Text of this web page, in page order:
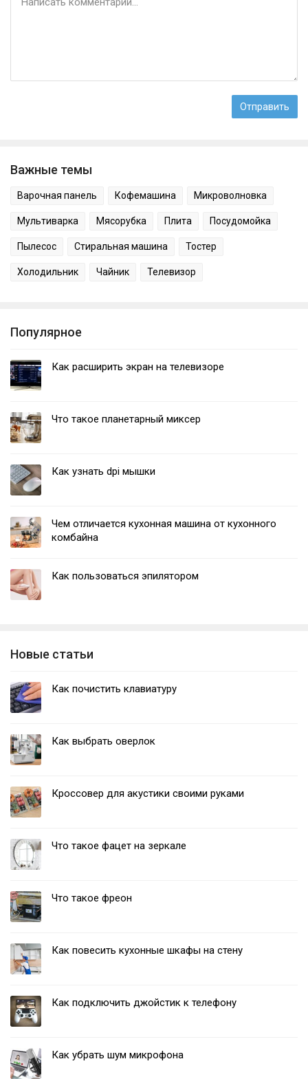
Важные темы
Варочная панель Кофемашина Микроволновка
Мультиварка Мясорубка Плита Посудомойка
Пылесос Стиральная машина Тостер
Холодильник Чайник Телевизор
Популярное
Как расширить экран на телевизоре
Что такое планетарный миксер
Как узнать dpi мышки
Чем отличается кухонная машина от кухонного
комбайна
Как пользоваться эпилятором
Новые статьи
Как почистить клавиатуру
Как выбрать оверлок
Кроссовер для акустики своими руками
Что такое фацет на зеркале
Что такое фреон
Как повесить кухонные шкафы на стену
Как подключить джойстик к телефону
Как убрать шум микрофона